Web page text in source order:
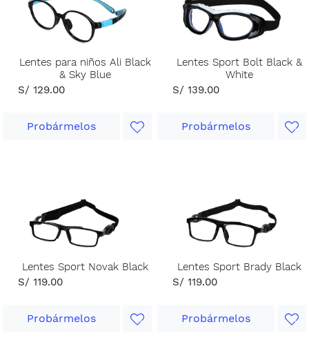
Lentes para niños Ali Black
& Sky Blue
S/ 129.00
Probármelos
Lentes Sport Bolt Black &
White
S/ 139.00
Probármelos
Lentes Sport Novak Black
S/ 119.00
Probármelos
Lentes Sport Brady Black
S/ 119.00
Probármelos